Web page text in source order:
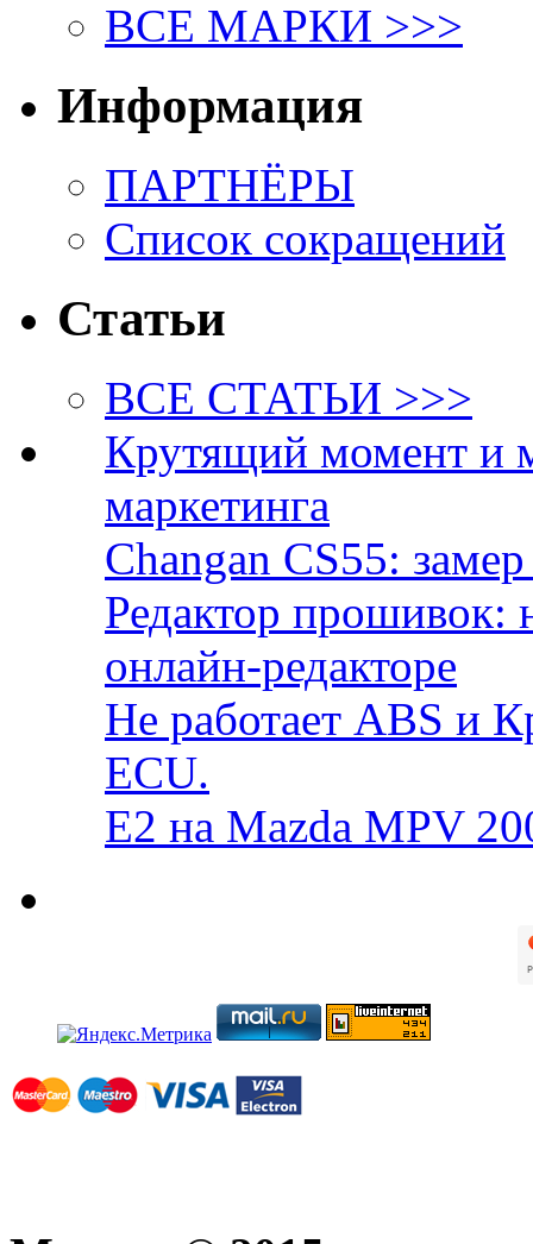
ВСЕ МАРКИ >>>
Информация
ПАРТНЁРЫ
Список сокращений
Статьи
ВСЕ СТАТЬИ >>>
Крутящий момент и
маркетинга
Changan CS55:
Редактор прошивок:
онлайн-редакторе
Не работает ABS и
ECU.
E2 на Mazda MPV